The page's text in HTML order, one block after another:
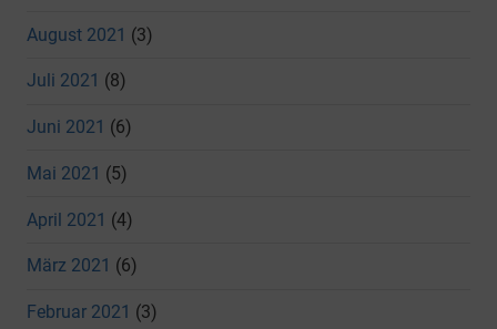
August 2021 (3)
Juli 2021 (8)
Juni 2021 (6)
Mai 2021 (5)
April 2021 (4)
März 2021 (6)
Februar 2021 (3)